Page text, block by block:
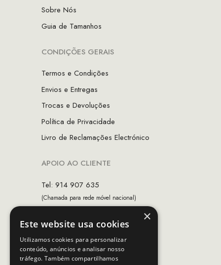
Sobre Nós
Guia de Tamanhos
CONDIÇÕES GERAIS
Termos e Condições
Envios e Entregas
Trocas e Devoluções
Política de Privacidade
Livro de Reclamações Electrónico
APOIO AO CLIENTE
Tel: 914 907 635
(Chamada para rede móvel nacional)
Horário de contacto:
Dias úteis das 10h as 19h
×
Este website usa cookies
Utilizamos cookies para personalizar
conteúdo, anúncios e analisar nosso
tráfego. Também compartilhamos